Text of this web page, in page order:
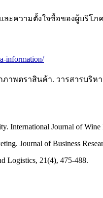
วามตั้งใจซื้อของผู้บริโภค.
information/
าพตราสินค้า. วารสารบริห
International Journal of Wine
Journal of Business
Logistics, 21(4), 475-488.